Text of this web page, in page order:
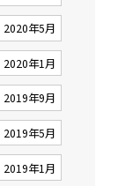
2020年5月
2020年1月
2019年9月
2019年5月
2019年1月